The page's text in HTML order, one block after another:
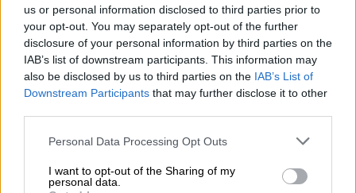
us or personal information disclosed to third parties prior to
your opt-out. You may separately opt-out of the further
disclosure of your personal information by third parties on the
IAB’s list of downstream participants. This information may
also be disclosed by us to third parties on the IAB’s List of
Downstream Participants that may further disclose it to other
Personal Data Processing Opt Outs
I want to opt-out of the Sharing of my
personal data.
OPINIONES DIVERSAS
¿La ciudadanía de Occidente
es consciente del riesgo de
una tercera guerra mundial?
Por Álvaro Frutos Rosado y Gabinete
Geopolítica de Crisis